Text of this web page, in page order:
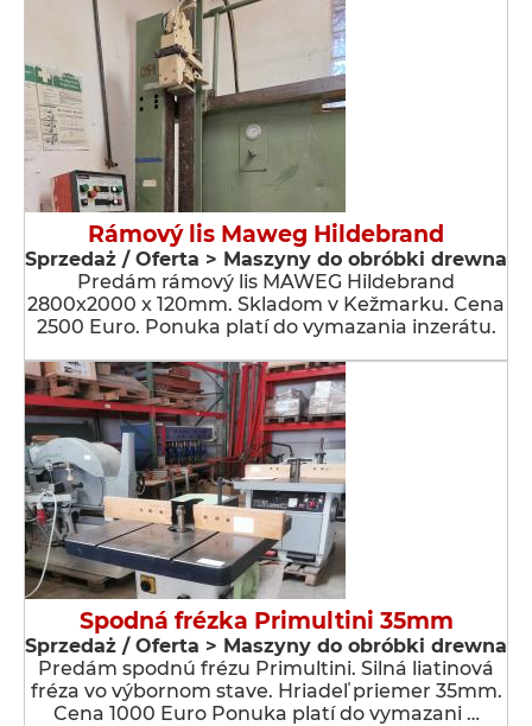
Rámový lis Maweg Hildebrand
Sprzedaż / Oferta > Maszyny do obróbki drewna
Predám rámový lis MAWEG Hildebrand
2800x2000 x 120mm. Skladom v Kežmarku. Cena
2500 Euro. Ponuka platí do vymazania inzerátu.
Spodná frézka Primultini 35mm
Sprzedaż / Oferta > Maszyny do obróbki drewna
Predám spodnú frézu Primultini. Silná liatinová
fréza vo výbornom stave. Hriadeľ priemer 35mm.
Cena 1000 Euro Ponuka platí do vymazani …